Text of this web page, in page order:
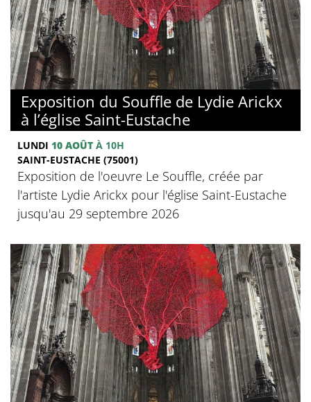
Exposition du Souffle de Lydie Arickx
à l’église Saint-Eustache
LUNDI 10 AOÛT À 10H
SAINT-EUSTACHE (75001)
Exposition de l'oeuvre Le Souffle, créée par
l'artiste Lydie Arickx pour l'église Saint-Eustache
jusqu'au 29 septembre 2026